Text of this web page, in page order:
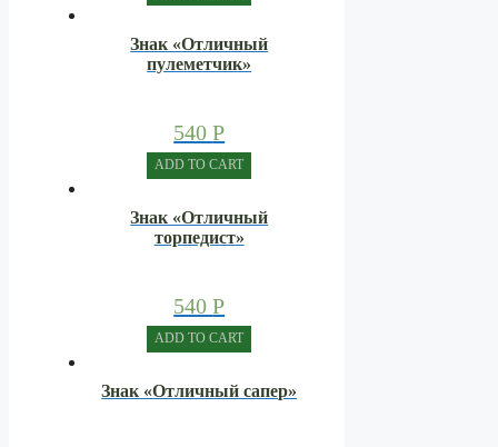
Знак «Отличный
пулеметчик»
540Р
ADD TO CART
Знак «Отличный
торпедист»
540Р
ADD TO CART
Знак «Отличный сапер»